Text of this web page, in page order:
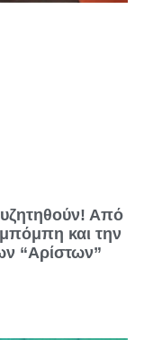
Από
και την
“Αρίστων”